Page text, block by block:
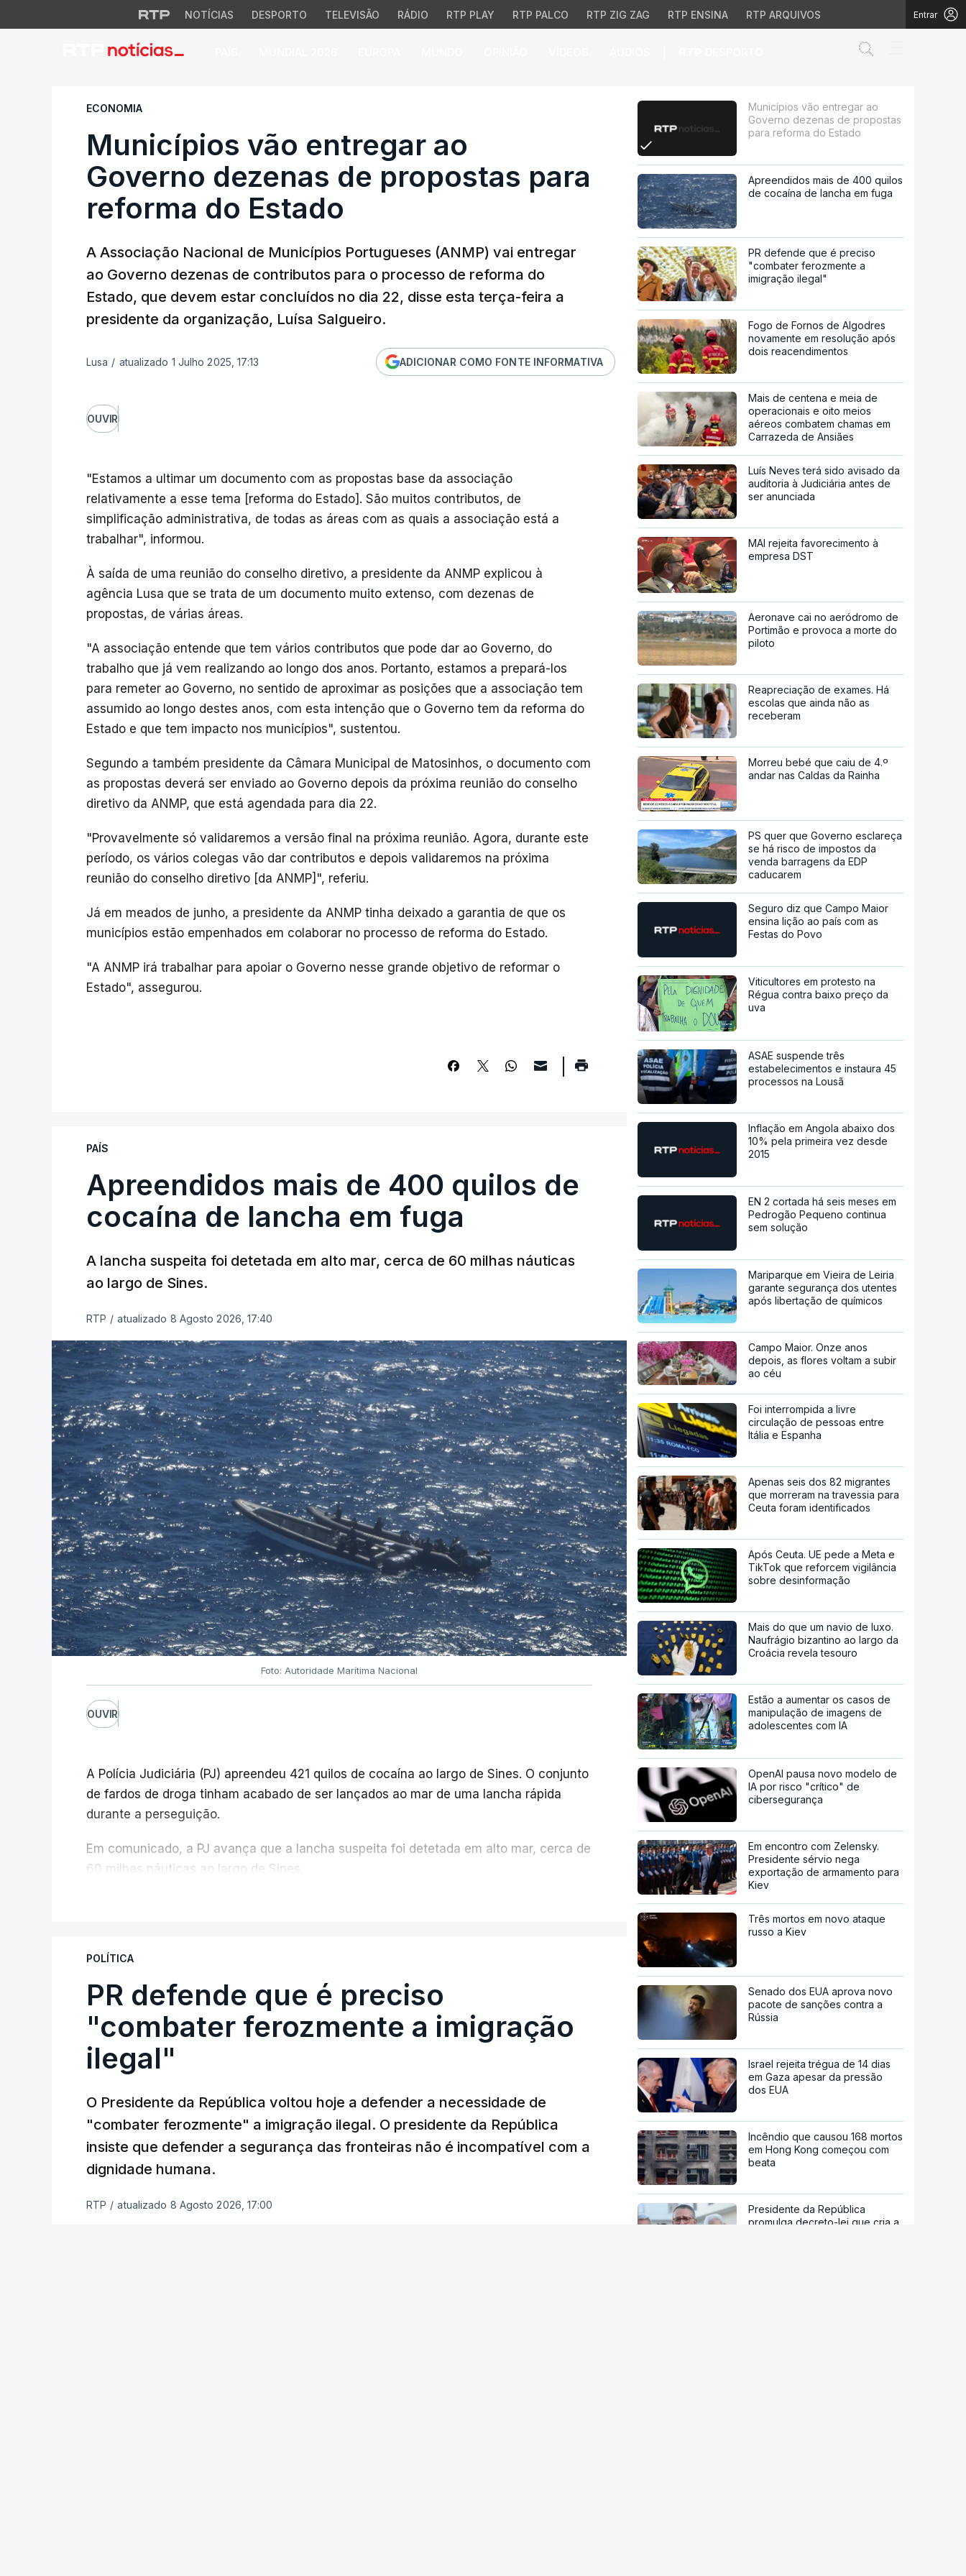
NOTÍCIAS DESPORTO TELEVISÃO RÁDIO RTP PLAY RTP PALCO RTP ZIG ZAG RTP ENSINA RTP ARQUIVOS Entrar
Municípios vão entregar ao Governo dezenas de propostas para
ECONOMIA
Municípios vão entregar ao
Governo dezenas de propostas para
reforma do Estado
A Associação Nacional de Municípios Portugueses (ANMP) vai entregar
ao Governo dezenas de contributos para o processo de reforma do
Estado, que devem estar concluídos no dia 22, disse esta terça-feira a
presidente da organização, Luísa Salgueiro.
Lusa / atualizado 1 Julho 2025, 17:13 ADICIONAR COMO FONTE INFORMATIVA
OUVIR
"Estamos a ultimar um documento com as propostas base da associação
relativamente a esse tema [reforma do Estado]. São muitos contributos, de
simplificação administrativa, de todas as áreas com as quais a associação está a
trabalhar", informou.
À saída de uma reunião do conselho diretivo, a presidente da ANMP explicou à
agência Lusa que se trata de um documento muito extenso, com dezenas de
propostas, de várias áreas.
"A associação entende que tem vários contributos que pode dar ao Governo, do
trabalho que já vem realizando ao longo dos anos. Portanto, estamos a prepará-los
para remeter ao Governo, no sentido de aproximar as posições que a associação tem
assumido ao longo destes anos, com esta intenção que o Governo tem da reforma do
Estado e que tem impacto nos municípios", sustentou.
Segundo a também presidente da Câmara Municipal de Matosinhos, o documento com
as propostas deverá ser enviado ao Governo depois da próxima reunião do conselho
diretivo da ANMP, que está agendada para dia 22.
"Provavelmente só validaremos a versão final na próxima reunião. Agora, durante este
período, os vários colegas vão dar contributos e depois validaremos na próxima
reunião do conselho diretivo [da ANMP]", referiu.
Já em meados de junho, a presidente da ANMP tinha deixado a garantia de que os
municípios estão empenhados em colaborar no processo de reforma do Estado.
"A ANMP irá trabalhar para apoiar o Governo nesse grande objetivo de reformar o
Estado", assegurou.
PAÍS
Apreendidos mais de 400 quilos de
cocaína de lancha em fuga
A lancha suspeita foi detetada em alto mar, cerca de 60 milhas náuticas
ao largo de Sines.
RTP / atualizado 8 Agosto 2026, 17:40
Foto: Autoridade Marítima Nacional
OUVIR
A Polícia Judiciária (PJ) apreendeu 421 quilos de cocaína ao largo de Sines. O conjunto
de fardos de droga tinham acabado de ser lançados ao mar de uma lancha rápida
durante a perseguição.
Em comunicado, a PJ avança que a lancha suspeita foi detetada em alto mar, cerca de
60 milhas náuticas ao largo de Sines.
momento de que em todo o ano de 2025.
A ação de prevenção visa a deteção em alto mar de embarcações de alta velocidade
(EAV) que utilizam a costa nacional para o tráfico de droga.
POLÍTICA
PR defende que é preciso
"combater ferozmente a imigração
ilegal"
O Presidente da República voltou hoje a defender a necessidade de
"combater ferozmente" a imigração ilegal. O presidente da República
insiste que defender a segurança das fronteiras não é incompatível com a
dignidade humana.
RTP / atualizado 8 Agosto 2026, 17:00
Municípios vão entregar ao
Governo dezenas de propostas
para reforma do Estado
Apreendidos mais de 400 quilos
de cocaína de lancha em fuga
PR defende que é preciso
"combater ferozmente a
imigração ilegal"
Fogo de Fornos de Algodres
novamente em resolução após
dois reacendimentos
Mais de centena e meia de
operacionais e oito meios
aéreos combatem chamas em
Carrazeda de Ansiães
Luís Neves terá sido avisado da
auditoria à Judiciária antes de
ser anunciada
MAI rejeita favorecimento à
empresa DST
Aeronave cai no aeródromo de
Portimão e provoca a morte do
piloto
Reapreciação de exames. Há
escolas que ainda não as
receberam
Morreu bebé que caiu de 4.º
andar nas Caldas da Rainha
PS quer que Governo esclareça
se há risco de impostos da
venda barragens da EDP
caducarem
Seguro diz que Campo Maior
ensina lição ao país com as
Festas do Povo
Viticultores em protesto na
Régua contra baixo preço da
uva
ASAE suspende três
estabelecimentos e instaura 45
processos na Lousã
Inflação em Angola abaixo dos
10% pela primeira vez desde
2015
EN 2 cortada há seis meses em
Pedrogão Pequeno continua
sem solução
Mariparque em Vieira de Leiria
garante segurança dos utentes
após libertação de químicos
Campo Maior. Onze anos
depois, as flores voltam a subir
ao céu
Foi interrompida a livre
circulação de pessoas entre
Itália e Espanha
Apenas seis dos 82 migrantes
que morreram na travessia para
Ceuta foram identificados
Após Ceuta. UE pede a Meta e
TikTok que reforcem vigilância
sobre desinformação
Mais do que um navio de luxo.
Naufrágio bizantino ao largo da
Croácia revela tesouro
Estão a aumentar os casos de
manipulação de imagens de
adolescentes com IA
OpenAI pausa novo modelo de
IA por risco "crítico" de
cibersegurança
Em encontro com Zelensky.
Presidente sérvio nega
exportação de armamento para
Kiev
Três mortos em novo ataque
russo a Kiev
Senado dos EUA aprova novo
pacote de sanções contra a
Rússia
Israel rejeita trégua de 14 dias
em Gaza apesar da pressão
dos EUA
Incêndio que causou 168 mortos
em Hong Kong começou com
beata
Presidente da República
promulga decreto-lei que cria a